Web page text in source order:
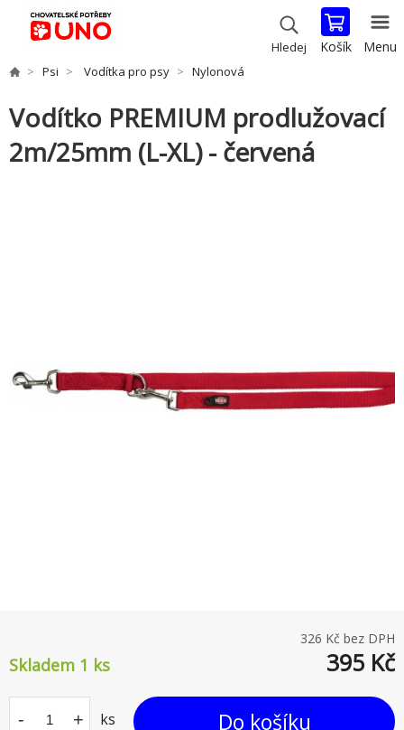
Hledej Košík Menu
Psi Vodítka pro psy Nylonová
Vodítko PREMIUM prodlužovací
2m/25mm (L-XL) - červená
326 Kč bez DPH
Skladem 1 ks 395 Kč
- + ks Do košíku